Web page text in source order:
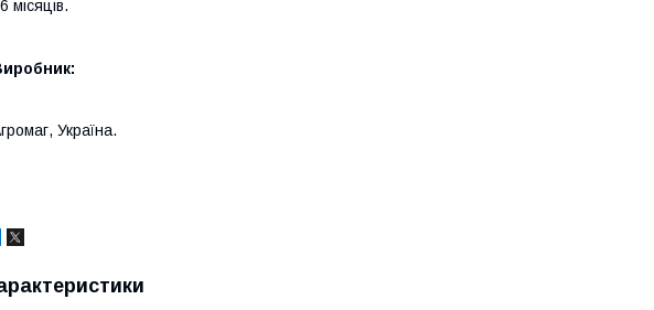
місяців.
Україна.